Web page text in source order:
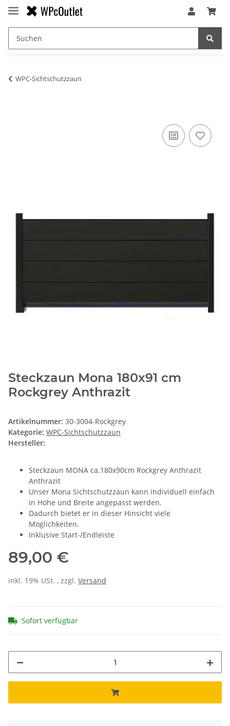
WPC-Sichtschutzzaun
Steckzaun Mona 180x91 cm
Rockgrey Anthrazit
Artikelnummer: 30-3004-Rockgrey
Kategorie: WPC-Sichtschutzzaun
Hersteller:
Steckzaun MONA ca.180x90cm Rockgrey Anthrazit
Anthrazit
Unser Mona Sichtschutzzaun kann individuell einfach
in Höhe und Breite angepasst werden.
Dadurch bietet er in dieser Hinsicht viele
Möglichkeiten.
Inklusive Start-/Endleiste
89,00 €
inkl. 19% USt. , zzgl. Versand
Sofort verfügbar